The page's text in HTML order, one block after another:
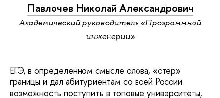
Павлочев Николай Александрович
Академический руководитель «Программной
инженерии»
ЕГЭ, в определенном смысле слова, «стер»
границы и дал абитуриентам со всей России
возможность поступить в топовые университеты,